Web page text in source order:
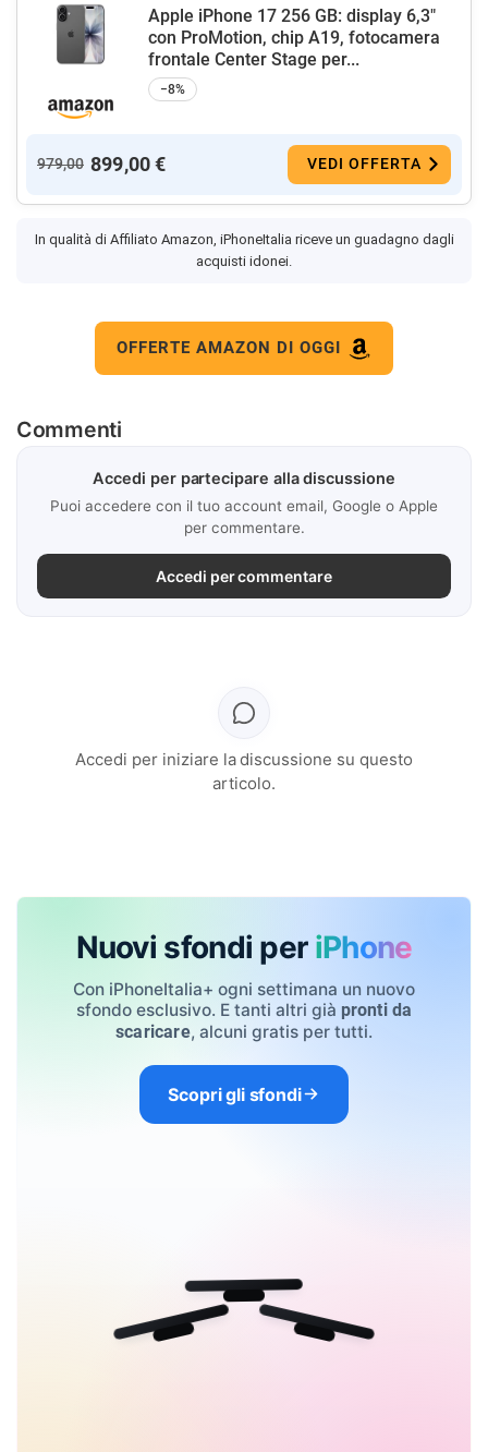
Apple iPhone 17 256 GB: display 6,3"
con ProMotion, chip A19, fotocamera
frontale Center Stage per...
−8%
979,00 899,00 € VEDI OFFERTA
In qualità di Affiliato Amazon, iPhoneItalia riceve un guadagno dagli
acquisti idonei.
OFFERTE AMAZON DI OGGI
Commenti
Accedi per partecipare alla discussione
Puoi accedere con il tuo account email, Google o Apple
per commentare.
Accedi per commentare
Accedi per iniziare la discussione su questo
articolo.
Nuovi sfondi per iPhone
Con iPhoneItalia+ ogni settimana un nuovo
sfondo esclusivo. E tanti altri già pronti da
scaricare, alcuni gratis per tutti.
Scopri gli sfondi